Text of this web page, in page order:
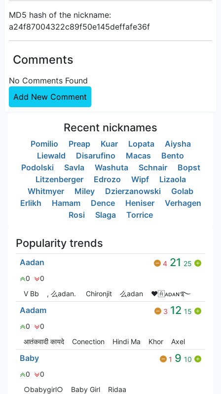
MD5 hash of the nickname:
a24f87004322c89f50e145deffafe36f
Comments
No Comments Found
Add New Comment
Recent nicknames
Pomilio Preap Kuar Lopata
Aiysha
Liewald
Disarufino Macas
Bento
Podolski
Savla Washuta Schnair
Bopst
Litzenberger
Edrozo Wipf
Lizaola
Whitmyer
Miley Dzierzanowski
Golab
Erlikh
Hamam Dence Heniser
Verhagen
Rosi
Slaga Torrice
Popularity trends
Aadan 4 21 25
0
0
V Bㅤb
, 么adan. Chironjit 么adan ❤🇦ᴀᴅᴀɴ࿐
Aadam 3 12 15
0
0
आतंकवादी कायदे
Conection Hindi Ma Khor Axel
Baby 1 9 10
0
0
○babygirl○
Baby Girl
Ridaa